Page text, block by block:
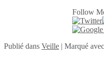
Follow
Publié dans Veille | Marqué avec